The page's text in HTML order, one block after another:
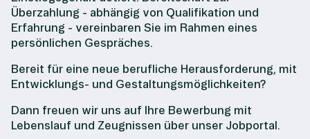
Überzahlung - abhängig von Qualifikation und
Erfahrung - vereinbaren Sie im Rahmen eines
persönlichen Gespräches.
Bereit für eine neue berufliche Herausforderung, mit
Entwicklungs- und Gestaltungsmöglichkeiten?
Dann freuen wir uns auf Ihre Bewerbung mit
Lebenslauf und Zeugnissen über unser Jobportal.